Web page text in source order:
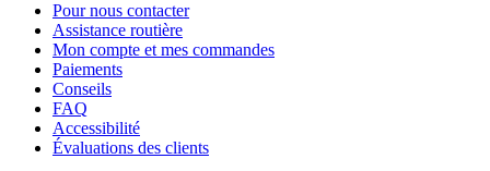
Pour nous contacter
Assistance routière
Mon compte et mes commandes
Paiements
Conseils
FAQ
Accessibilité
Évaluations des clients